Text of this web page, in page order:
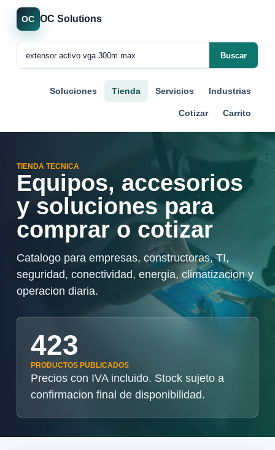
OC OC Solutions
Buscar
Soluciones Tienda Servicios Industrias
Cotizar Carrito
TIENDA TECNICA
Equipos, accesorios
y soluciones para
comprar o cotizar
Catalogo para empresas, constructoras, TI,
seguridad, conectividad, energia, climatizacion y
operacion diaria.
423
PRODUCTOS PUBLICADOS
Precios con IVA incluido. Stock sujeto a
confirmacion final de disponibilidad.